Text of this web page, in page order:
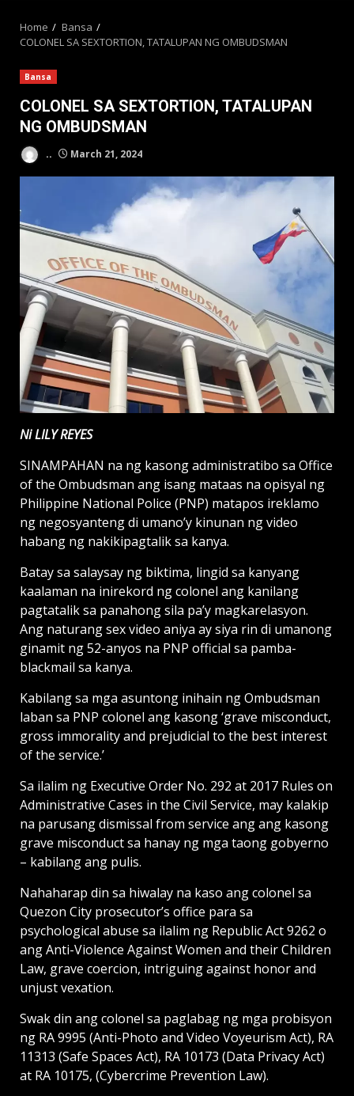
Home
Bansa
COLONEL SA SEXTORTION, TATALUPAN NG OMBUDSMAN
Bansa
COLONEL SA SEXTORTION, TATALUPAN
NG OMBUDSMAN
.. March 21, 2024
Ni LILY REYES
SINAMPAHAN na ng kasong administratibo sa Office
of the Ombudsman ang isang mataas na opisyal ng
Philippine National Police (PNP) matapos ireklamo
ng negosyanteng di umano’y kinunan ng video
habang ng nakikipagtalik sa kanya.
Batay sa salaysay ng biktima, lingid sa kanyang
kaalaman na inirekord ng colonel ang kanilang
pagtatalik sa panahong sila pa’y magkarelasyon.
Ang naturang sex video aniya ay siya rin di umanong
ginamit ng 52-anyos na PNP official sa pamba-
blackmail sa kanya.
Kabilang sa mga asuntong inihain ng Ombudsman
laban sa PNP colonel ang kasong ‘grave misconduct,
gross immorality and prejudicial to the best interest
of the service.’
Sa ilalim ng Executive Order No. 292 at 2017 Rules on
Administrative Cases in the Civil Service, may kalakip
na parusang dismissal from service ang ang kasong
grave misconduct sa hanay ng mga taong gobyerno
– kabilang ang pulis.
Nahaharap din sa hiwalay na kaso ang colonel sa
Quezon City prosecutor’s office para sa
psychological abuse sa ilalim ng Republic Act 9262 o
ang Anti-Violence Against Women and their Children
Law, grave coercion, intriguing against honor and
unjust vexation.
Swak din ang colonel sa paglabag ng mga probisyon
ng RA 9995 (Anti-Photo and Video Voyeurism Act), RA
11313 (Safe Spaces Act), RA 10173 (Data Privacy Act)
at RA 10175, (Cybercrime Prevention Law).